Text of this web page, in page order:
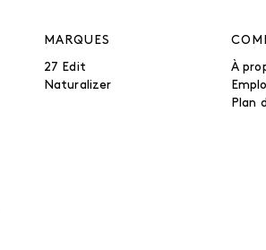
MARQUES
27 Edit
Naturalizer
À
Plan